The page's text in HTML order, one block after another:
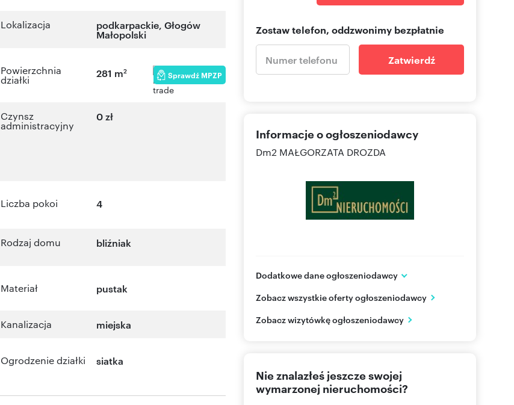
Lokalizacja podkarpackie,Głogów
Małopolski
Powierzchnia
działki
281 m2 Sprawdź MPZP
Czynsz
administracyjny
0 zł
Liczba pokoi 4
Rodzaj domu bliźniak
Materiał pustak
Kanalizacja miejska
Ogrodzenie działki siatka
Zostaw telefon, oddzwonimy bezpłatnie
Zatwierdź
Informacje o ogłoszeniodawcy
Dm2 MAŁGORZATA DROZDA
Dodatkowe dane ogłoszeniodawcy
Rzeszów
PL
Zobacz wszystkie oferty ogłoszeniodawcy
Zobacz wizytówkę ogłoszeniodawcy
Nie znalazłeś jeszcze swojej
wymarzonej nieruchomości?